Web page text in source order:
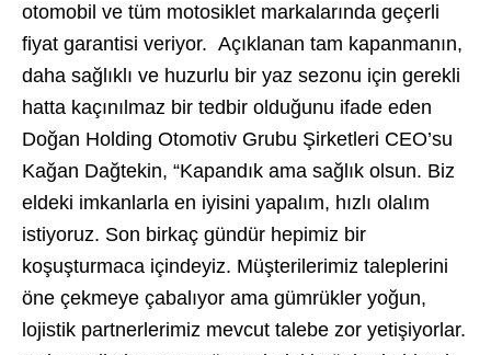
otomobil ve tüm motosiklet markalarında geçerli
fiyat garantisi veriyor. Açıklanan tam kapanmanın,
daha sağlıklı ve huzurlu bir yaz sezonu için gerekli
hatta kaçınılmaz bir tedbir olduğunu ifade eden
Doğan Holding Otomotiv Grubu Şirketleri CEO’su
Kağan Dağtekin, “Kapandık ama sağlık olsun. Biz
eldeki imkanlarla en iyisini yapalım, hızlı olalım
istiyoruz. Son birkaç gündür hepimiz bir
koşuşturmaca içindeyiz. Müşterilerimiz taleplerini
öne çekmeye çabalıyor ama gümrükler yoğun,
lojistik partnerlerimiz mevcut talebe zor yetişiyorlar.